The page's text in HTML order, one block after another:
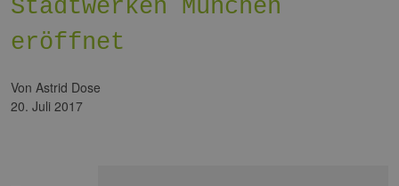
Stadtwerken München
eröffnet
von Astrid Dose
20. Juli 2017